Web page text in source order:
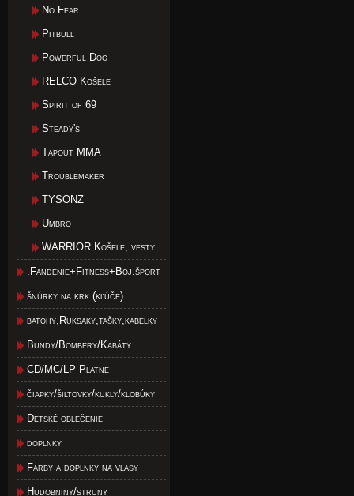
No Fear
Pitbull
Powerful Dog
RELCO Košele
Spirit of 69
Steady's
Tapout MMA
Troublemaker
TYSONZ
Umbro
WARRIOR Košele, vesty
.Fandenie+Fitness+Boj.šport
šnúrky na krk (kľúče)
batohy,Ruksaky,tašky,kabelky
Bundy/Bombery/Kabáty
CD/MC/LP Platne
čiapky/šiltovky/kukly/klobúky
Detské oblečenie
doplnky
Farby a doplnky na vlasy
Hudobniny/struny